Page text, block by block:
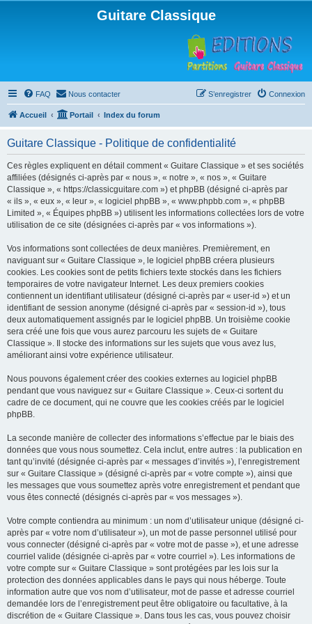
Guitare Classique
FAQ Nous contacter Connexion
S’enregistrer
Accueil Portail Index du forum
Guitare Classique - Politique de confidentialité
Ces règles expliquent en détail comment « Guitare Classique » et ses sociétés
affiliées (désignés ci-après par « nous », « notre », « nos », « Guitare
Classique », « https://classicguitare.com ») et phpBB (désigné ci-après par
« ils », « eux », « leur », « logiciel phpBB », « www.phpbb.com », « phpBB
Limited », « Équipes phpBB ») utilisent les informations collectées lors de votre
utilisation de ce site (désignées ci-après par « vos informations »).
Vos informations sont collectées de deux manières. Premièrement, en
naviguant sur « Guitare Classique », le logiciel phpBB créera plusieurs
cookies. Les cookies sont de petits fichiers texte stockés dans les fichiers
temporaires de votre navigateur Internet. Les deux premiers cookies
contiennent un identifiant utilisateur (désigné ci-après par « user-id ») et un
identifiant de session anonyme (désigné ci-après par « session-id »), tous
deux automatiquement assignés par le logiciel phpBB. Un troisième cookie
sera créé une fois que vous aurez parcouru les sujets de « Guitare
Classique ». Il stocke des informations sur les sujets que vous avez lus,
améliorant ainsi votre expérience utilisateur.
Nous pouvons également créer des cookies externes au logiciel phpBB
pendant que vous naviguez sur « Guitare Classique ». Ceux-ci sortent du
cadre de ce document, qui ne couvre que les cookies créés par le logiciel
phpBB.
La seconde manière de collecter des informations s’effectue par le biais des
données que vous nous soumettez. Cela inclut, entre autres : la publication en
tant qu’invité (désignée ci-après par « messages d’invités »), l’enregistrement
sur « Guitare Classique » (désigné ci-après par « votre compte »), ainsi que
les messages que vous soumettez après votre enregistrement et pendant que
vous êtes connecté (désignés ci-après par « vos messages »).
Votre compte contiendra au minimum : un nom d’utilisateur unique (désigné ci-
après par « votre nom d’utilisateur »), un mot de passe personnel utilisé pour
vous connecter (désigné ci-après par « votre mot de passe »), et une adresse
courriel valide (désignée ci-après par « votre courriel »). Les informations de
votre compte sur « Guitare Classique » sont protégées par les lois sur la
protection des données applicables dans le pays qui nous héberge. Toute
information autre que vos nom d’utilisateur, mot de passe et adresse courriel
demandée lors de l’enregistrement peut être obligatoire ou facultative, à la
discrétion de « Guitare Classique ». Dans tous les cas, vous pouvez choisir